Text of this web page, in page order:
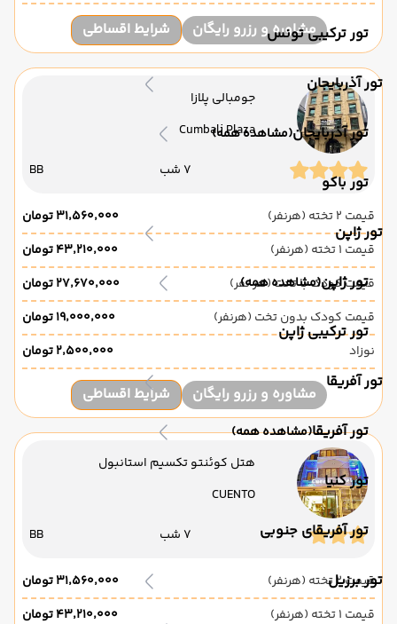
تور ترکیبی تونس
تور آذربایجان
تور آذربایجان(مشاهده همه)
تور باکو
تور ژاپن
تور ژاپن(مشاهده همه)
تور ترکیبی ژاپن
تور آفریقا
تور آفریقا(مشاهده همه)
تور کنیا
تور آفریقای جنوبی
تور برزیل
مشاوره و رزرو رایگان شرایط اقساطی
جومبالی پلازا
Cumbali Plaza
7 شب BB
قیمت 2 تخته (هرنفر)
۳۱٬۵۶۰٬۰۰۰ تومان
قیمت 1 تخته (هرنفر)
۴۳٬۲۱۰٬۰۰۰ تومان
قیمت کودک با تخت (هر نفر)
۲۷٬۶۷۰٬۰۰۰ تومان
قیمت کودک بدون تخت (هرنفر)
۱۹٬۰۰۰٬۰۰۰ تومان
نوزاد
۲٬۵۰۰٬۰۰۰ تومان
مشاوره و رزرو رایگان شرایط اقساطی
هتل کوئنتو تکسیم استانبول
CUENTO
7 شب BB
قیمت 2 تخته (هرنفر)
۳۱٬۵۶۰٬۰۰۰ تومان
قیمت 1 تخته (هرنفر)
۴۳٬۲۱۰٬۰۰۰ تومان